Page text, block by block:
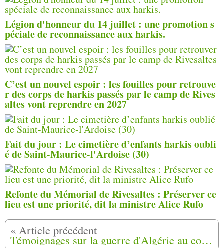
Légion d'honneur du 14 juillet : une promotion s
péciale de reconnaissance aux harkis.
C’est un nouvel espoir : les fouilles pour retrouve
r des corps de harkis passés par le camp de Rives
altes vont reprendre en 2027
Fait du jour : Le cimetière d’enfants harkis oubli
é de Saint-Maurice-l'Ardoise (30)
Refonte du Mémorial de Rivesaltes : Préserver ce
lieu est une priorité, dit la ministre Alice Rufo
Témoignages sur la guerre d'Algérie au collège Michel de Montaigne de Périgueux (24)